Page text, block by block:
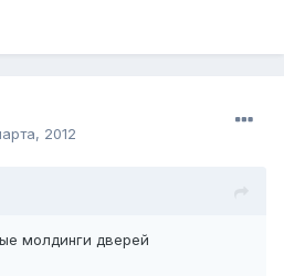
2012
молдинги дверей